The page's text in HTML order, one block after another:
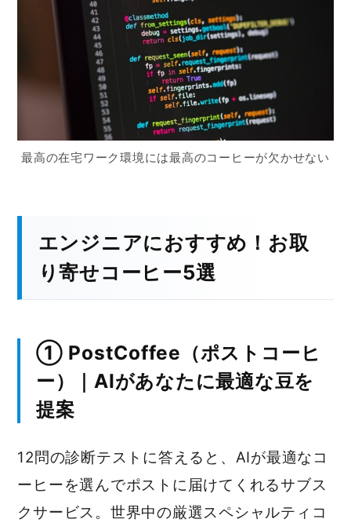
最高の在宅ワーク環境には最高のコーヒーが欠かせない
エンジニアにおすすめ！お取
り寄せコーヒー5選
① PostCoffee（ポストコーヒ
ー）｜AIがあなたに最適な豆を
提案
12問の診断テストに答えると、AIが最適なコ
ーヒーを選んでポストに届けてくれるサブス
クサービス。世界中の厳選スペシャルティコ